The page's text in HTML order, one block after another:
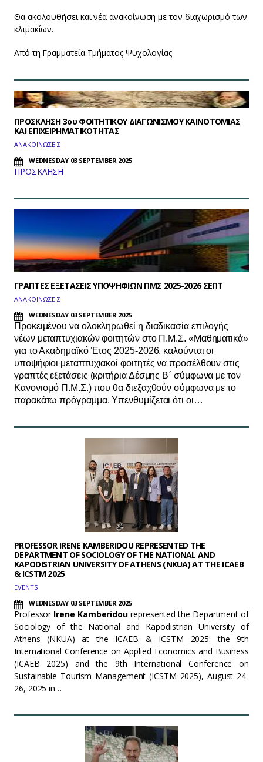
Θα ακολουθήσει και νέα ανακοίνωση με τον διαχωρισμό των
κλιμακίων.
Από τη Γραμματεία Τμήματος Ψυχολογίας
ΠΡΟΣΚΛΗΣΗ 3ου ΦΟΙΤΗΤΙΚΟΥ ΔΙΑΓΩΝΙΣΜΟΥ ΚΑΙΝΟΤΟΜΙΑΣ
ΚΑΙ ΕΠΙΧΕΙΡΗΜΑΤΙΚΟΤΗΤΑΣ
ΑΝΑΚΟΙΝΩΣΕΙΣ
WEDNESDAY 03 SEPTEMBER 2025
ΠΡΟΣΚΛΗΣΗ
ΓΡΑΠΤΕΣ ΕΞΕΤΑΣΕΙΣ ΥΠΟΨΗΦΙΩΝ ΠΜΣ 2025-2026 ΣΕΠΤ
ΑΝΑΚΟΙΝΩΣΕΙΣ
WEDNESDAY 03 SEPTEMBER 2025
Προκειμένου να ολοκληρωθεί η διαδικασία επιλογής
νέων μεταπτυχιακών φοιτητών στο Π.Μ.Σ. «Μαθηματικά»
για το Ακαδημαϊκό Έτος 2025-2026, καλούνται οι
υποψήφιοι μεταπτυχιακοί φοιτητές να προσέλθουν στις
γραπτές εξετάσεις (κριτήρια Δέσμης Β΄ σύμφωνα με τον
Κανονισμό Π.Μ.Σ.) που θα διεξαχθούν σύμφωνα με το
παρακάτω πρόγραμμα. Υπενθυμίζεται ότι οι…
PROFESSOR IRENE KAMBERIDOU REPRESENTED THE
DEPARTMENT OF SOCIOLOGY OF THE NATIONAL AND
KAPODISTRIAN UNIVERSITY OF ATHENS (NKUA) AT THE ICAEB
& ICSTM 2025
EVENTS
WEDNESDAY 03 SEPTEMBER 2025
ProfessorIrene Kamberidou represented the Department of
Sociology of the National and Kapodistrian University of
Athens (NKUA) at the ICAEB & ICSTM 2025: the 9th
International Conference on Applied Economics and Business
(ICAEB 2025) and the 9th International Conference on
Sustainable Tourism Management (ICSTM 2025), August 24-
26, 2025 in…